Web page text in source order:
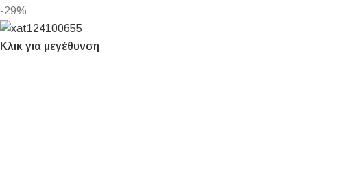
-29%
Κλικ για μεγέθυνση